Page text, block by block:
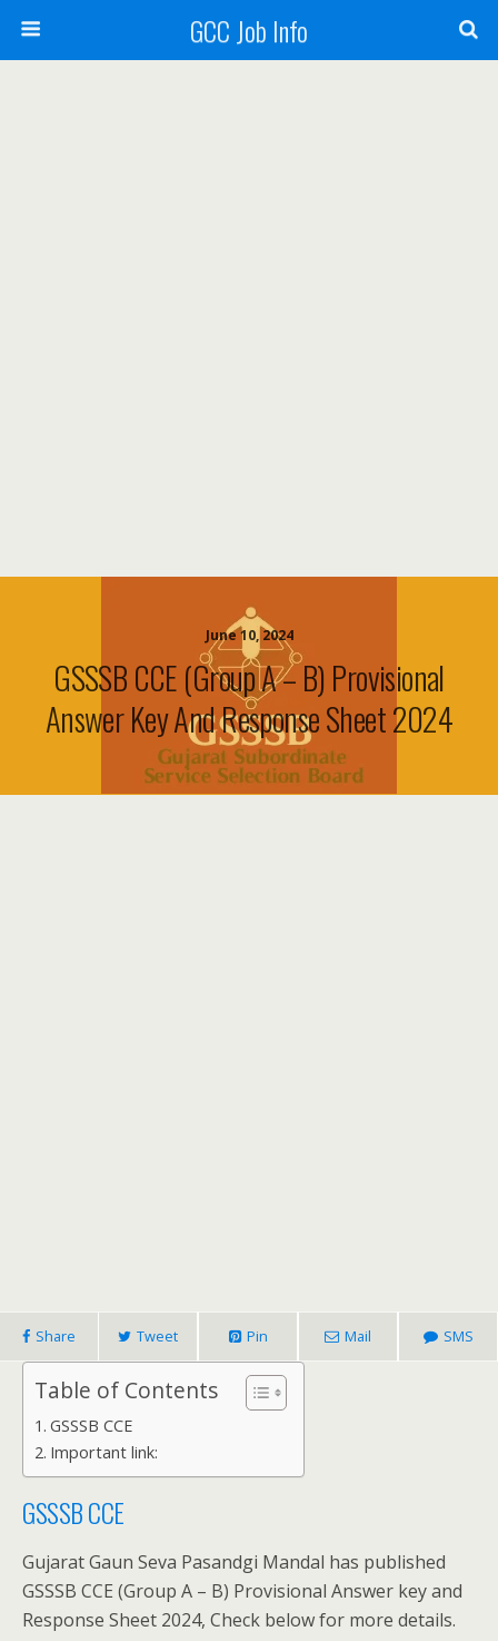
GCC Job Info
June 10, 2024
GSSSB CCE (Group A – B) Provisional
Answer Key And Response Sheet 2024
Share Tweet Pin Mail SMS
Table of Contents
GSSSB CCE
Important link:
GSSSB CCE
Gujarat Gaun Seva Pasandgi Mandal has published
GSSSB CCE (Group A – B) Provisional Answer key and
Response Sheet 2024, Check below for more details.